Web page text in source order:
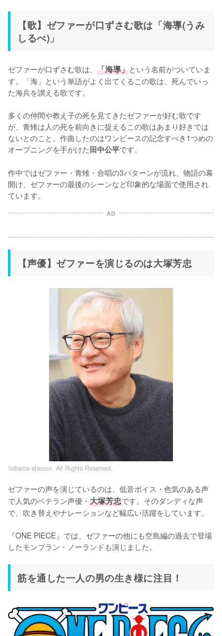
【歌】ゼファーが口ずさむ歌は「海導(うみ
しるべ)」
ゼファーが口ずさむ歌は、 「海導」という名前がついていま
す。「海」という単語がよく出てくるこの歌は、死んでいっ
た海兵を讃える歌です。
多くの仲間や教え子の死を見てきたゼファーが好む歌です
が、青雉は人の死を前向きに捉えるこの歌はあまり好きでは
ないとのこと。作曲したのはワンピースの記念すべき1つめの
オープニングを手がけた田中公平です。
作中ではゼファー・青雉・合唱の3パターンが流れ、物語の幕
開け、ゼファーの最後のシーンなど印象的な場面で使用され
ています。
AD
【声優】ゼファーを演じるのは大塚芳忠
©drama-starcon. All Rights Reserved.
ゼファーの声を演じているのは、低音ボイス・色気のある声
で人気のベテラン声優・ 大塚芳忠です。そのダンディな声
で、吹き替えやナレーションなど幅広い活躍をしています。
『ONE PIECE』では、ゼファーの他にも空島編の過去で登場
したモンブラン・ノーランドも演じました。
筋を通した一人の男の生き様に注目！